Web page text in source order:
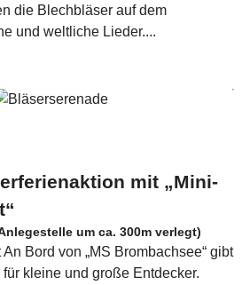
die Blechbläser auf dem
und weltliche Lieder....
mit „Mini-
um ca. 300m verlegt)
Bord von „MS Brombachsee“ gibt
kleine und große Entdecker.